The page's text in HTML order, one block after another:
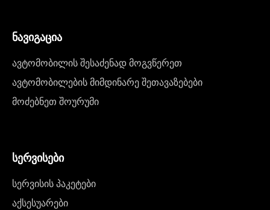
ნავიგაცია
ავტომობილის შესაძენად მოგვწერეთ
ავტომობილების მიმდინარე შეთავაზებები
მოძებნეთ შოურუმი
სერვისები
სერვისის პაკეტები
აქსესუარები